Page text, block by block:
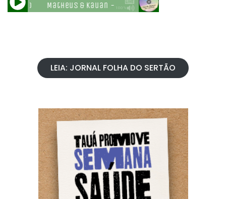
LEIA: JORNAL FOLHA DO SERTÃO